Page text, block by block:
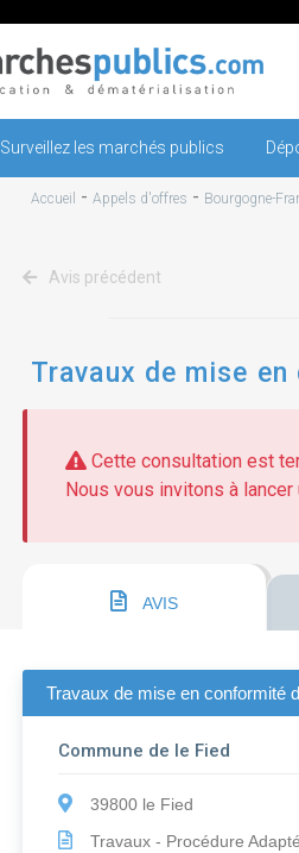
Surveillez les marchés publics
Accueil - Appels d'offres - Bourgogne-
Avis précédent
Travaux de mise
Cette consultation est
Nous vous invitons à
AVIS
Travaux de mise en conformité
Commune de le Fied
39800 le Fied
Travaux - Procédure